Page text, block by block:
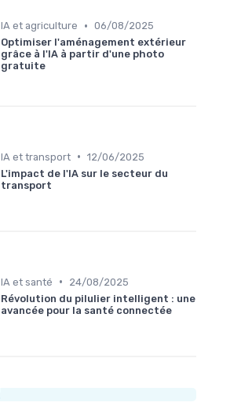
IA et agriculture • 06/08/2025
Optimiser l'aménagement extérieur
grâce à l'IA à partir d'une photo
gratuite
IA et transport • 12/06/2025
L'impact de l'IA sur le secteur du
transport
IA et santé •
24/08/2025
Révolution du pilulier intelligent : une
avancée pour la santé connectée